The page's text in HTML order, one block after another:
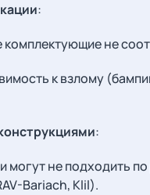
:
не
к взлому
:
могут не подходить
Bariach, Klil).